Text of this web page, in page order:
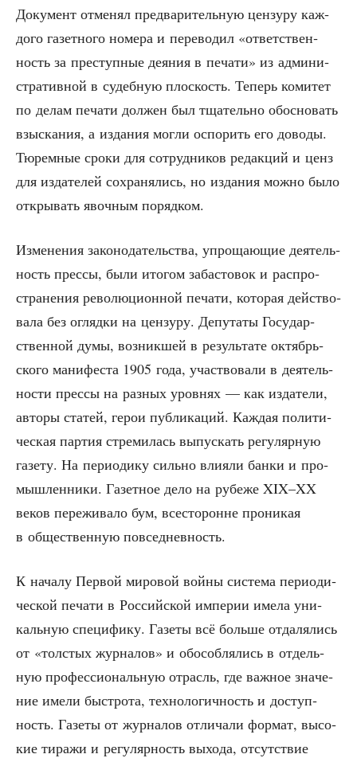
Доку­мент отме­нял пред­ва­ри­тель­ную цен­зу­ру каж­
до­го газет­но­го номе­ра и пере­во­дил «ответ­ствен­
ность за пре­ступ­ные дея­ния в печа­ти» из адми­ни­
стра­тив­ной в судеб­ную плос­кость. Теперь коми­тет
по делам печа­ти дол­жен был тща­тель­но обос­но­вать
взыс­ка­ния, а изда­ния мог­ли оспо­рить его дово­ды.
Тюрем­ные сро­ки для сотруд­ни­ков редак­ций и ценз
для изда­те­лей сохра­ня­лись, но изда­ния мож­но было
откры­вать явоч­ным порядком.
Изме­не­ния зако­но­да­тель­ства, упро­ща­ю­щие дея­тель­
ность прес­сы, были ито­гом заба­сто­вок и рас­про­
стра­не­ния рево­лю­ци­он­ной печа­ти, кото­рая дей­ство­
ва­ла без огляд­ки на цен­зу­ру. Депу­та­ты Госу­дар­
ствен­ной думы, воз­ник­шей в резуль­та­те октябрь­
ско­го мани­фе­ста 1905 года, участ­во­ва­ли в дея­тель­
но­сти прес­сы на раз­ных уров­нях — как изда­те­ли,
авто­ры ста­тей, герои пуб­ли­ка­ций. Каж­дая поли­ти­
че­ская пар­тия стре­ми­лась выпус­кать регу­ляр­ную
газе­ту. На пери­о­ди­ку силь­но вли­я­ли бан­ки и про­
мыш­лен­ни­ки. Газет­ное дело на рубе­же XIX–XX
веков пере­жи­ва­ло бум, все­сто­ронне про­ни­кая
в обще­ствен­ную повседневность.
К нача­лу Пер­вой миро­вой вой­ны систе­ма пери­о­ди­
че­ской печа­ти в Рос­сий­ской импе­рии име­ла уни­
каль­ную спе­ци­фи­ку. Газе­ты всё боль­ше отда­ля­лись
от «тол­стых жур­на­лов» и обособ­ля­лись в отдель­
ную про­фес­си­о­наль­ную отрасль, где важ­ное зна­че­
ние име­ли быст­ро­та, тех­но­ло­гич­ность и доступ­
ность. Газе­ты от жур­на­лов отли­ча­ли фор­мат, высо­
кие тира­жи и регу­ляр­ность выхо­да, отсут­ствие